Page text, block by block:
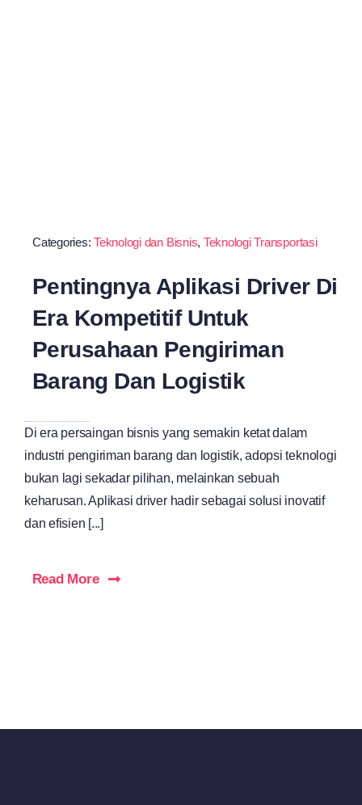
Categories:Teknologi dan Bisnis, Teknologi Transportasi
Pentingnya Aplikasi Driver Di
Era Kompetitif Untuk
Perusahaan Pengiriman
Barang Dan Logistik
Di era persaingan bisnis yang semakin ketat dalam
industri pengiriman barang dan logistik, adopsi teknologi
bukan lagi sekadar pilihan, melainkan sebuah
keharusan. Aplikasi driver hadir sebagai solusi inovatif
dan efisien [...]
Read More